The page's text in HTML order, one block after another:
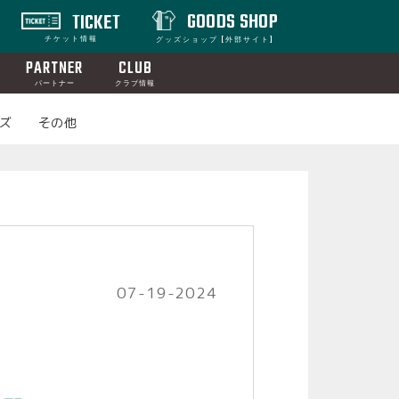
TICKET
チケット情報
GOODS SHOP
グッズショップ [外部サイト]
PARTNER
パートナー
CLUB
クラブ情報
その他
07-19-2024